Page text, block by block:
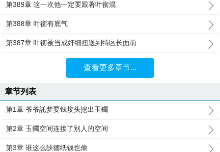
第389章 这一次他一定要跟著叶衡混
第388章 叶衡有底气
第387章 叶衡被当成奸细扭送到特区长面前
查看更多章节...
章节列表
第1章 爷爷託梦要钱坟头挖出玉鐲
第2章 玉鐲空间连接了別人的空间
第3章 谁这么缺德纸钱也偷